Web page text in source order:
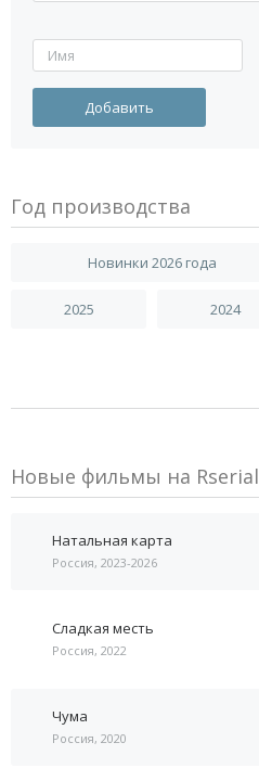
Год производства
Новинки 2026 года
2025 2024
Новые фильмы на Rserial
Натальная карта
Россия, 2023-2026
Сладкая месть
Россия, 2022
Чума
Россия, 2020